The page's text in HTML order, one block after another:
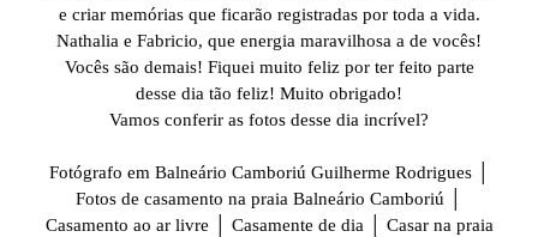
e criar memórias que ficarão registradas por toda a vida.
Nathalia e Fabricio, que energia maravilhosa a de vocês!
Vocês são demais! Fiquei muito feliz por ter feito parte
desse dia tão feliz! Muito obrigado!
Vamos conferir as fotos desse dia incrível?
Fotógrafo em Balneário Camboriú Guilherme Rodrigues │
Fotos de casamento na praia Balneário Camboriú │
Casamento ao ar livre │ Casamente de dia │ Casar na praia